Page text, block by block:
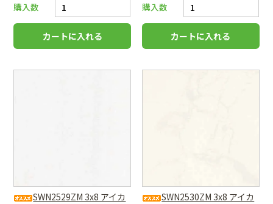
購入数 購入数
SWN2529ZM 3x8 アイカ
SWN2530ZM 3x8 アイカ